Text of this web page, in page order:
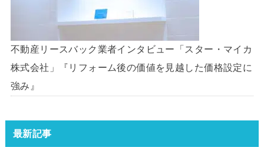
不動産リースバック業者インタビュー「スター・マイカ
株式会社」『リフォーム後の価値を見越した価格設定に
強み』
最新記事